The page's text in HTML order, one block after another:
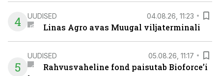
4 UUDISED 04.08.26, 11:23
Linas Agro avas Muugal viljaterminali
5
UUDISED 05.08.26, 11:17
Rahvusvaheline fond paisutab Bioforce’i